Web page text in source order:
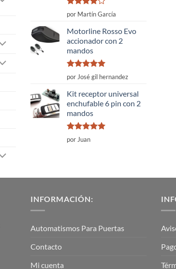
Valorado
con
5
por Martín García
Motorline Rosso Evo
accionador con 2
mandos
Valorado
con
de 5
por José gil hernandez
Kit receptor universal
enchufable 6 pin con 2
mandos
Valorado
con
por Juan
INFORMACIÓN:
Automatismos Para Puertas
Contacto
Mi cuenta